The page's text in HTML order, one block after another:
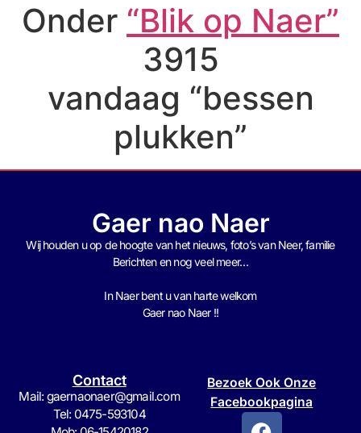
Onder “Blik op Naer”
3915
vandaag “bessen
plukken”
Gaer nao Naer
Wij houden u op de hoogte van het nieuws, foto’s van Neer, familie
Berichten en nog veel meer…
In Naer bent u van harte welkom
Gaer nao Naer !!
Contact
Mail: gaernaonaer@gmail.com
Tel: 0475-593104
Bezoek Ook Onze
Facebookpagina